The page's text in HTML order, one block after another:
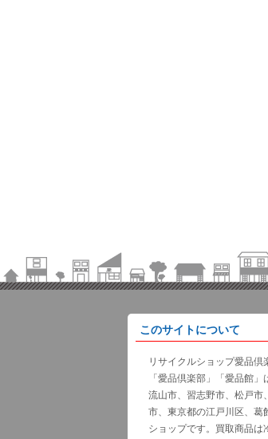
このサイトについて
リサイクルショップ愛品倶
「愛品倶楽部」「愛品館
流山市、習志野市、松戸市
市、東京都の江戸川区、葛
ショップです。買取商品は